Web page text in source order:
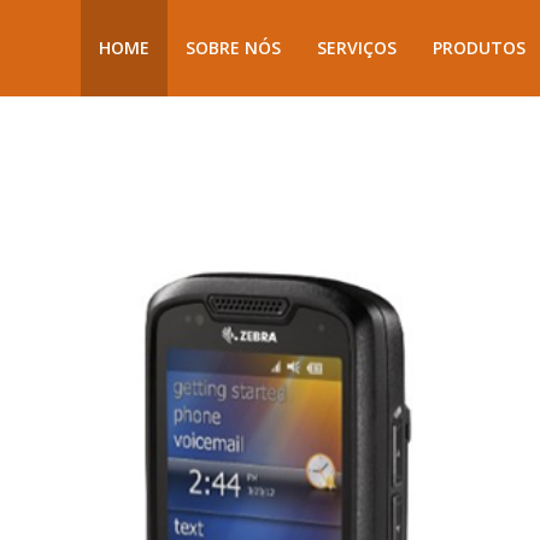
HOME SOBRE NÓS SERVIÇOS PRODUTOS